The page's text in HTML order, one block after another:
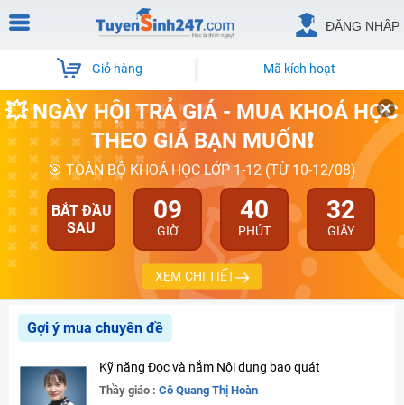
ĐĂNG NHẬP
Giỏ hàng Mã kích hoạt
💥 NGÀY HỘI TRẢ GIÁ - MUA KHOÁ HỌC
THEO GIÁ BẠN MUỐN❗
🎯 TOÀN BỘ KHOÁ HỌC LỚP 1-12 (TỪ 10-12/08)
BẮT ĐẦU
SAU
09
GIỜ
40
PHÚT
32
GIÂY
XEM CHI TIẾT
Gợi ý mua chuyên đề
Kỹ năng Đọc và nắm Nội dung bao quát
Thầy giáo : Cô Quang Thị Hoàn